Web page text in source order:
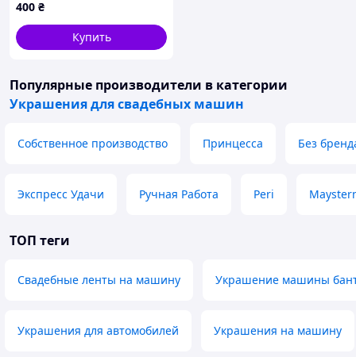
400 ₴
Купить
Популярные производители в категории
Украшения для свадебных машин
Собственное производство Принцесса Без
Экспресс Удачи Ручная Работа Peri
ТОП теги
Свадебные ленты на машину Украшение машины
Украшения для автомобилей Украшения на машину